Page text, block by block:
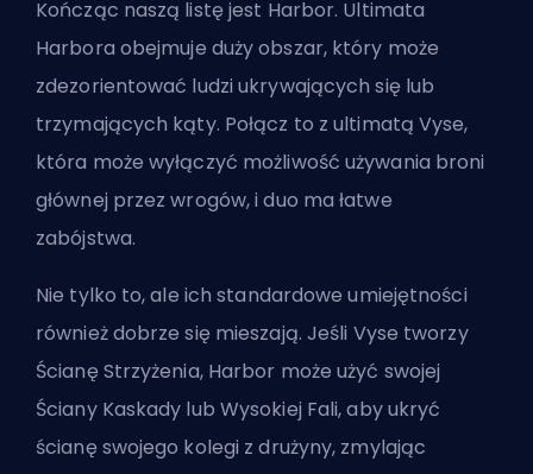
Kończąc naszą listę jest Harbor. Ultimata
Harbora obejmuje duży obszar, który może
zdezorientować ludzi ukrywających się lub
trzymających kąty. Połącz to z ultimatą Vyse,
która może wyłączyć możliwość używania broni
głównej przez wrogów, i duo ma łatwe
zabójstwa.
Nie tylko to, ale ich standardowe umiejętności
również dobrze się mieszają. Jeśli Vyse tworzy
Ścianę Strzyżenia, Harbor może użyć swojej
Ściany Kaskady lub Wysokiej Fali, aby ukryć
ścianę swojego kolegi z drużyny, zmylając